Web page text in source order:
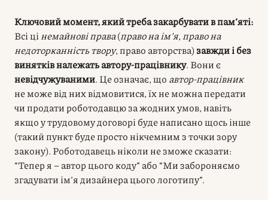
Ключовий момент, який треба закарбувати в пам’яті:
Всі ці немайнові права(право на ім’я, право на
недоторканність твору, право авторства)завжди і без
винятків належать автору-працівнику. Вони є
невідчужуваними. Це означає, що автор-працівник
не може від них відмовитися, їх не можна передати
чи продати роботодавцю за жодних умов, навіть
якщо у трудовому договорі буде написано щось інше
(такий пункт буде просто нікчемним з точки зору
закону). Роботодавець ніколи не зможе сказати:
“Тепер я – автор цього коду” або “Ми забороняємо
згадувати ім’я дизайнера цього логотипу”.